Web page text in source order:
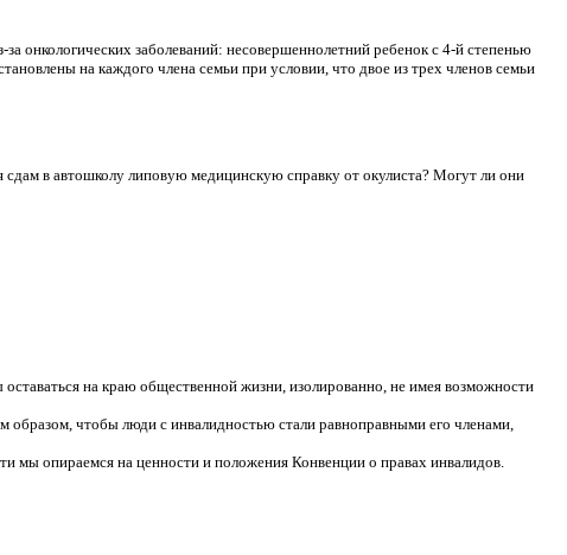
онкологических заболеваний: несовершеннолетний ребенок с 4-й степенью
на каждого члена семьи при условии, что двое из трех членов семьи
в автошколу липовую медицинскую справку от окулиста? Могут ли они
на краю общественной жизни, изолированно, не имея возможности
чтобы люди с инвалидностью стали равноправными его членами,
мы опираемся на ценности и положения Конвенции о правах инвалидов.